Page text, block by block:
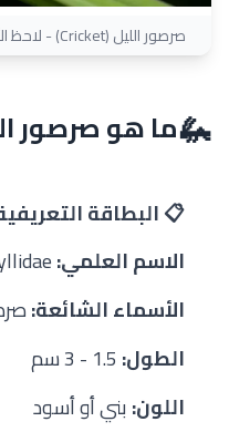
صرصور الليل (Cricket) - لاحظ الأرجل الخلفية القوية والقرون الطويلة
🦗ما هو صرصور
📋 البطاقة
الاسم العلمي:
الأسماء الشائعة:
الطول:
اللون: بني أو أسود